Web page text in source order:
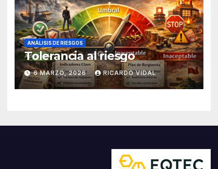
ANÁLISIS DE RIESGOS
Tolerancia al riesgo
6 MARZO, 2026 RICARDO VIDAL